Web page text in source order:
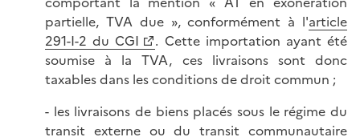
partielle, TVA due », conformément à l'article
291-I-2 du CGI
. Cette importation ayant été
soumise à la TVA, ces livraisons sont donc
taxables dans les conditions de droit commun ;
- les livraisons de biens placés sous le régime du
transit externe ou du transit communautaire